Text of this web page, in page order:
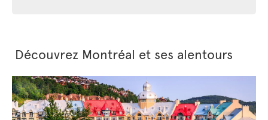
Découvrez Montréal et ses alentours